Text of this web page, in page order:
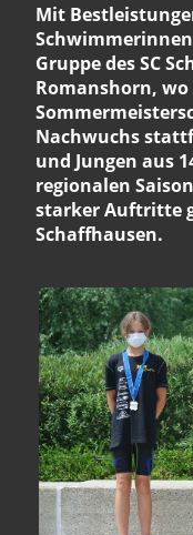
Mit
Gruppe des SC
Romanshorn,
Nachwuchs
und Jungen aus
regionalen
starker Auftritte
Schaffhausen.